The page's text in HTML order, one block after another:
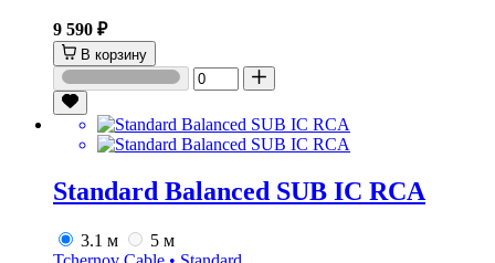
9 590 ₽
В корзину
Standard Balanced SUB IC RCA
3.1 м
5 м